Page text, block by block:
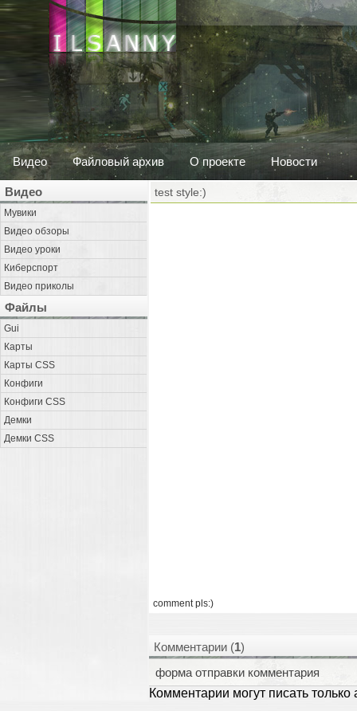
Видео Файловый архив О проекте Новости
Видео
Мувики
Видео обзоры
Видео уроки
Киберспорт
Видео приколы
Файлы
Gui
Карты
Карты CSS
Конфиги
Конфиги CSS
Демки
Демки CSS
test style:)
comment pls:)
Комментарии (1)
форма отправки комментария
Комментарии могут писать